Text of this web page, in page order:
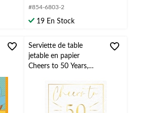
#854-6803-2
19 En Stock
Serviette de table
jetable en papier
Cheers to 50 Years,
20, pour
anniversaire/célébratio